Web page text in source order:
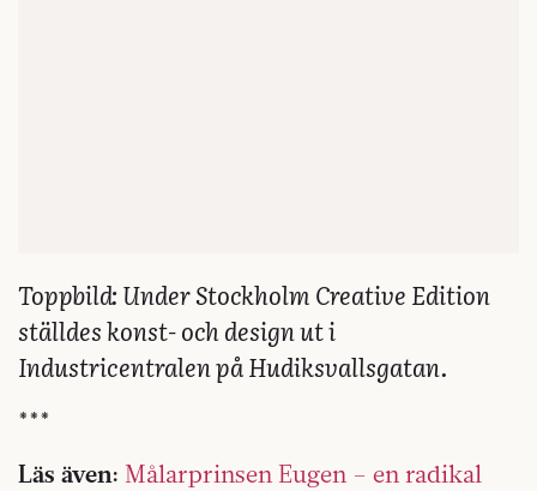
Toppbild: Under Stockholm Creative Edition
ställdes konst- och design ut i
Industricentralen på Hudiksvallsgatan.
***
Läs även: Målarprinsen Eugen – en radikal